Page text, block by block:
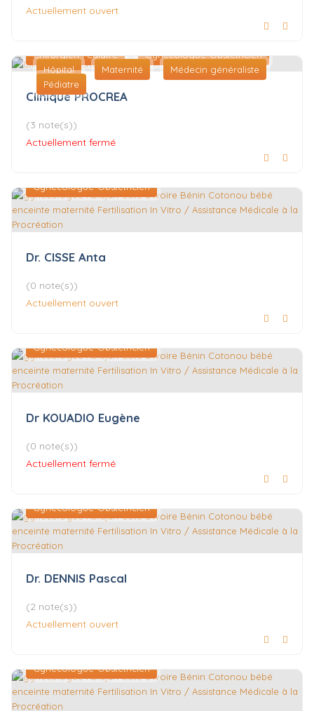
Actuellement ouvert
Chirurgien Pédiatre
Gynécologue-Obstétricien
Hôpital
Maternité
Médecin généraliste
Pédiatre
Clinique PROCREA
(3 note(s))
Actuellement fermé
Gynécologue-Obstétricien
Dr. CISSE Anta
(0 note(s))
Actuellement ouvert
Gynécologue-Obstétricien
Dr KOUADIO Eugène
(0 note(s))
Actuellement fermé
Gynécologue-Obstétricien
Dr. DENNIS Pascal
(2 note(s))
Actuellement ouvert
Gynécologue-Obstétricien